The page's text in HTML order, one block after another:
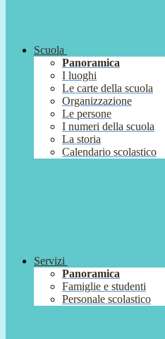
Scuola
Panoramica
I luoghi
Le carte della scuola
Organizzazione
Le persone
I numeri della scuola
La storia
Calendario scolastico
Servizi
Panoramica
Famiglie e studenti
Personale scolastico